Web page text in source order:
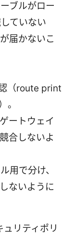
ブルがロー
ていない
届かないこ
（route print
。
ートウェイ
合しないよ
用で分け、
ないように
リティポリ